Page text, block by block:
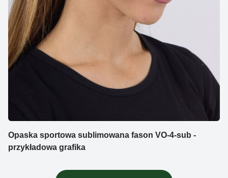
Opaska sportowa sublimowana fason VO-4-sub -
przykładowa grafika